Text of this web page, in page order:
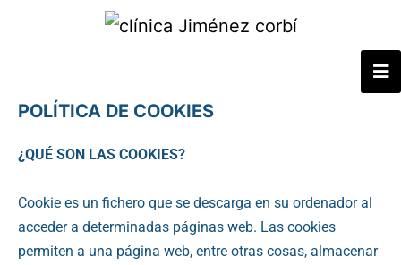
POLÍTICA DE COOKIES
¿QUÉ SON LAS COOKIES?
Cookie es un fichero que se descarga en su ordenador al
acceder a determinadas páginas web. Las cookies
permiten a una página web, entre otras cosas, almacenar